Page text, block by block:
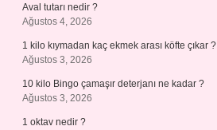
Aval tutarı nedir ?
Ağustos 4, 2026
1 kilo kıymadan kaç ekmek arası köfte çıkar ?
Ağustos 3, 2026
10 kilo Bingo çamaşır deterjanı ne kadar ?
Ağustos 3, 2026
1 oktav nedir ?